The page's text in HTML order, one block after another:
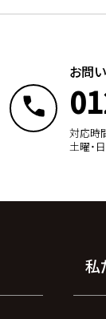
お問
対応時
土曜・
私